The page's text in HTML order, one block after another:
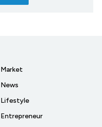
Market
News
Lifestyle
Entrepreneur